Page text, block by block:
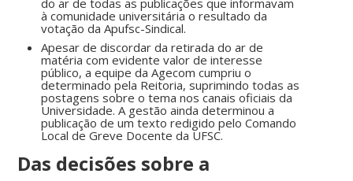
do ar de todas as publicações que informavam
à comunidade universitária o resultado da
votação da Apufsc-Sindical.
Apesar de discordar da retirada do ar de
matéria com evidente valor de interesse
público, a equipe da Agecom cumpriu o
determinado pela Reitoria, suprimindo todas as
postagens sobre o tema nos canais oficiais da
Universidade. A gestão ainda determinou a
publicação de um texto redigido pelo Comando
Local de Greve Docente da UFSC.
Das decisões sobre a